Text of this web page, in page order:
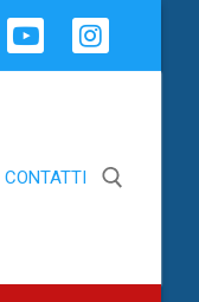
CONTATTI